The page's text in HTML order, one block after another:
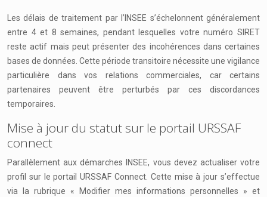
Les délais de traitement par l’INSEE s’échelonnent généralement
entre 4 et 8 semaines, pendant lesquelles votre numéro SIRET
reste actif mais peut présenter des incohérences dans certaines
bases de données. Cette période transitoire nécessite une vigilance
particulière dans vos relations commerciales, car certains
partenaires peuvent être perturbés par ces discordances
temporaires.
Mise à jour du statut sur le portail URSSAF
connect
Parallèlement aux démarches INSEE, vous devez actualiser votre
profil sur le portail URSSAF Connect. Cette mise à jour s’effectue
via la rubrique « Modifier mes informations personnelles » et